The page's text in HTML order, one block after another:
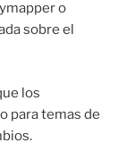
o
sobre el
los
para temas de